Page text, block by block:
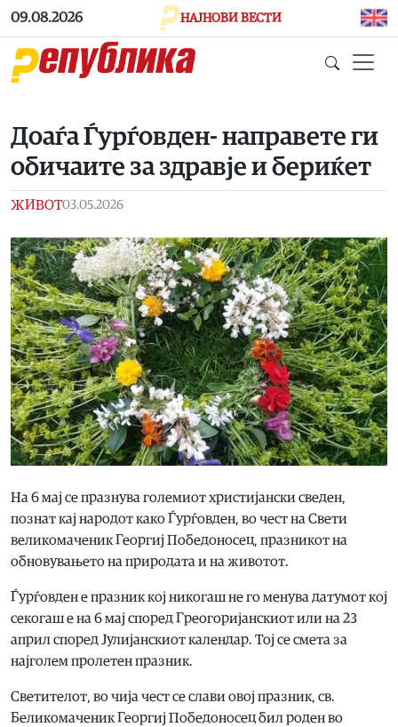
Skip to main content
09.08.2026 НАЈНОВИ ВЕСТИ
Доаѓа Ѓурѓовден- направете ги
обичаите за здравје и бериќет
ЖИВОТ03.05.2026
На 6 мај се празнува големиот христијански сведен,
познат кај народот како Ѓурѓовден, во чест на Свети
великомаченик Георгиј Победоносец, празникот на
обновувањето на природата и на животот.
Ѓурѓовден е празник кој никогаш не го менува датумот кој
секогаш е на 6 мај според Греогоријанскиот или на 23
април според Јулијанскиот календар. Тој се смета за
најголем пролетен празник.
Светителот, во чија чест се слави овој празник, св.
Беликомаченик Георгиј Победоносец бил роден во